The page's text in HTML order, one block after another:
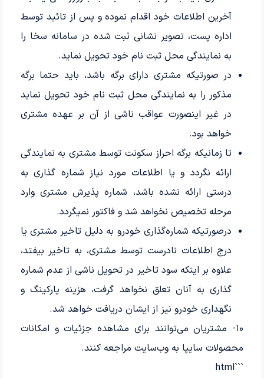
آخرین اطلاعات خود اقدام نموده و پس از تائید توسط
اداره پست، تصویر نشانی ثبت شده در سامانه سخا را
به نمایندگی محل ثبت نام خود تحویل نماید.
در صورتیکه مشتری دارای برگه باشد، باید حتما برگه
مذکور را به نمایندگی محل ثبت نام خود تحویل نماید
در غیر اینصورت عواقب ناشی از آن بر عهده مشتری
خواهد بود.
تا زمانیکه برگه احراز سکونت توسط مشتری به نمایندگی
ارائه نگردد و یا اطلاعات مورد نیاز شماره گذاری به
درستی ارائه نشده باشد، شماره پذیرش مشتری وارد
مرحله تخصیص نخواهد شد و فاکتور نمیگردد.
درصورتیکه شماره‌گذاری خودرو به دلیل تاخیر مشتری یا
درج اطلاعات نادرست توسط مشتری، به تاخیر بیفتد،
علاوه بر اینکه سود تاخیر در تحویل ناشی از عدم شماره
گذاری به آنان تعلق نخواهد گرفت، هزینه پارکینگ و
نگهداری خودرو نیز از ایشان دریافت خواهد شد.
۱۰- مشتریان می‌توانند برای مشاهده جزئیات و امکانات
محصولات سایپا به وب‌سایت مراجعه کنند.
```html